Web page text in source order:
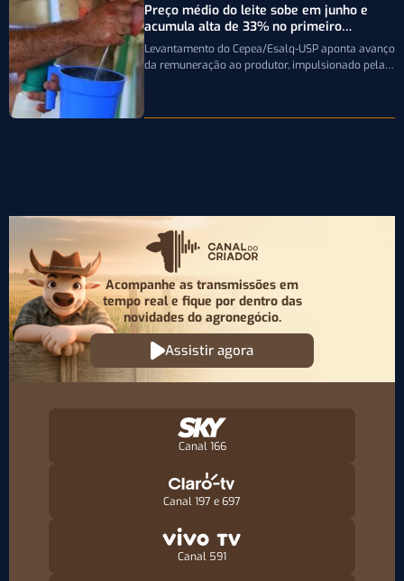
Preço médio do leite sobe em junho e
acumula alta de 33% no primeiro
semestre
Levantamento do Cepea/Esalq-USP aponta avanço
da remuneração ao produtor, impulsionado pela
Acompanhe as transmissões em
tempo real e fique por dentro das
novidades do agronegócio.
Assistir agora
Canal 166
Canal 197 e 697
Canal 591